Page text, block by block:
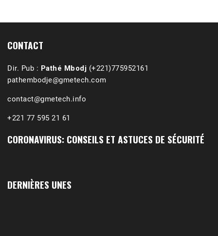
CONTACT
Dir. Pub : Pathé Mbodj (+221)775952161
pathembodje@gmetech.com
contact@gmetech.info
+221 77 595 21 61
CORONAVIRUS: CONSEILS ET ASTUCES DE SÉCURITÉ
DERNIÈRES UNES